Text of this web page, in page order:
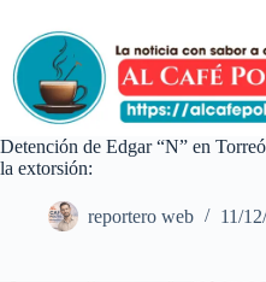
contenido
Detención de Edgar “N” en
la extorsión:
reportero web 11/